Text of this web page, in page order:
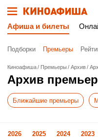
Афиша и билеты
Подборки Премьеры
Киноафиша Премьеры Архив
Архив премьер
Ближайшие премьеры
2026 2025 2024 2023